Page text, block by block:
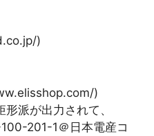
)
)
派が出力されて、
201-1＠日本電産コ